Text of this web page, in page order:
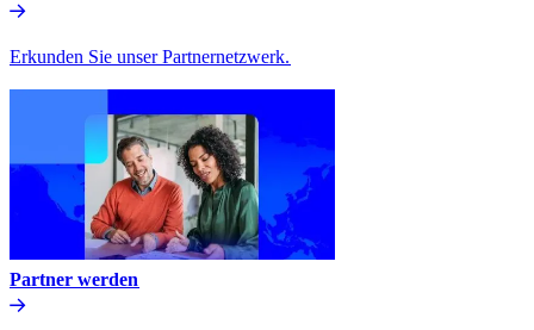
Erkunden Sie unser Partnernetzwerk.​​
Partner werden​​